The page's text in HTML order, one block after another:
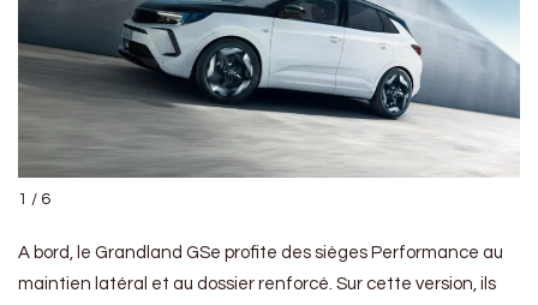
1 / 6
A bord, le Grandland GSe profite des sièges Performance au
maintien latéral et au dossier renforcé. Sur cette version, ils